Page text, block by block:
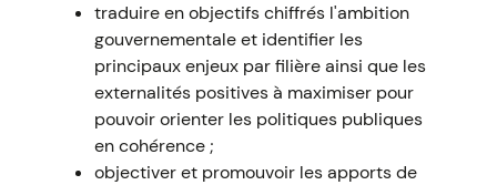
traduire en objectifs chiffrés l'ambition
gouvernementale et identifier les
principaux enjeux par filière ainsi que les
externalités positives à maximiser pour
pouvoir orienter les politiques publiques
en cohérence ;
objectiver et promouvoir les apports de